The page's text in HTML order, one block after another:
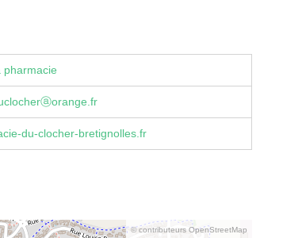
pharmacie
du-clocher-bretignolles.fr
© contributeurs OpenStreetMap